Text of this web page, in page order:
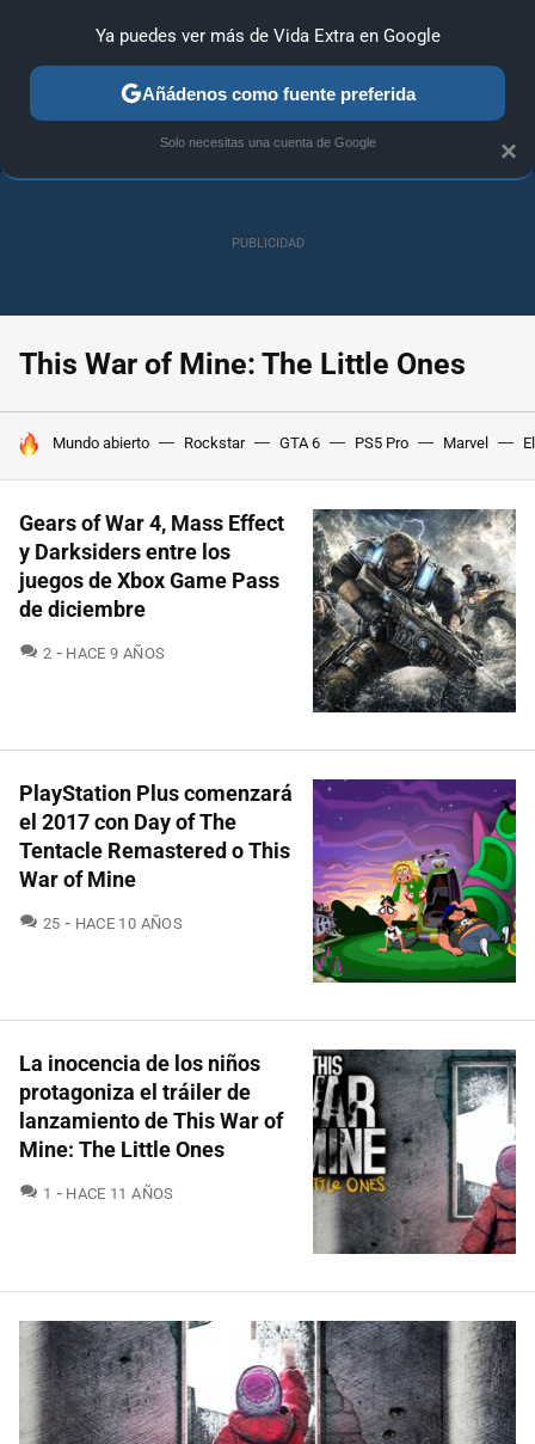
ANÁLISIS GUÍAS Y TRUCOS PC SONY NINTENDO
This War of Mine: The Little Ones
HOY SE HABLA DE
Mundo abierto Rockstar GTA 6 PS5 Pro Marvel
Gears of War 4, Mass Effect
y Darksiders entre los
juegos de Xbox Game Pass
de diciembre
2 COMENTARIOS
HACE 9 AÑOS
PlayStation Plus comenzará
el 2017 con Day of The
Tentacle Remastered o This
War of Mine
25 COMENTARIOS
HACE 10 AÑOS
La inocencia de los niños
protagoniza el tráiler de
lanzamiento de This War of
Mine: The Little Ones
1 COMENTARIOS
HACE 11 AÑOS
×
Ya puedes ver más de Vida Extra en Google
Añádenos como fuente preferida
Solo necesitas una cuenta de Google